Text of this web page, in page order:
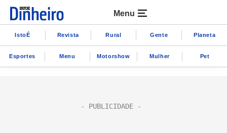
Menu
IstoÉ Revista Rural Gente Planeta
Esportes Menu Motorshow Mulher Pet